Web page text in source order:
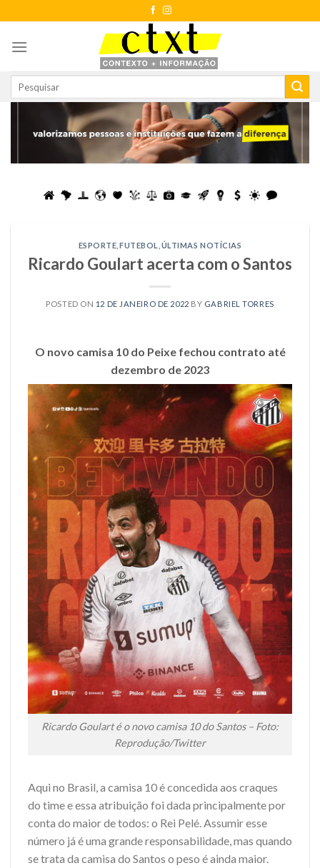
to
content
ESPORTE ,FUTEBOL ÚLTIMAS NOTÍCIAS
Ricardo Goulart acerta com o Santos
POSTED ON 12 DE JANEIRO DE 2022 BY GABRIEL TORRES
O novo camisa 10 do Peixe fechou contrato até
dezembro de 2023
Ricardo Goulart é o novo camisa 10 do Santos – Foto:
Reprodução/Twitter
Aqui no Brasil, a camisa 10 é concedida aos craques
do time e essa atribuição foi dada principalmente por
conta do maior de todos: o Rei Pelé. Assumir esse
número já é uma grande responsabilidade, mas quando
se trata da camisa do Santos o peso é ainda maior.